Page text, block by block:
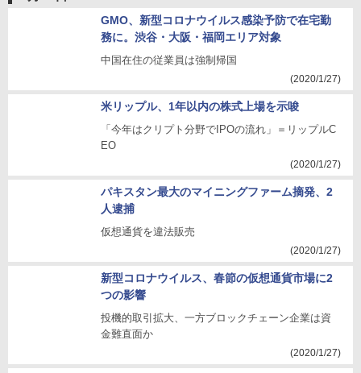
GMO、新型コロナウイルス感染予防で在宅勤
務に。渋谷・大阪・福岡エリア対象
中国在住の従業員は強制帰国
(2020/1/27)
米リップル、1年以内の株式上場を示唆
「今年はクリプト分野でIPOの流れ」＝リップルC
EO
(2020/1/27)
パキスタン最大のマイニングファーム摘発、2
人逮捕
仮想通貨を違法販売
(2020/1/27)
新型コロナウイルス、春節の仮想通貨市場に2
つの影響
投機的取引拡大、一方ブロックチェーン企業は資
金難直面か
(2020/1/27)